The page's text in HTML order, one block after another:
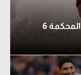
الشروق: استدعاء محمد صلاح أمام المحكمة 6